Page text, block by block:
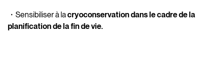
・Sensibiliser à lacryoconservation dans le cadre de la
planification de la fin de vie.